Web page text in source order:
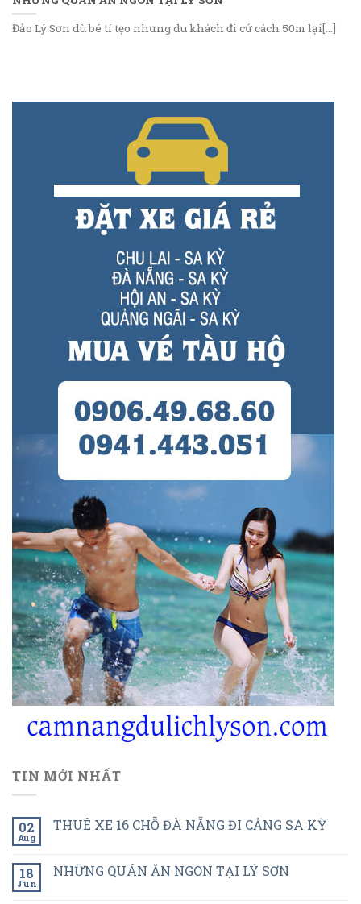
Đảo Lý Sơn dù bé tí tẹo nhưng du khách đi cứ cách 50m lại[...]
TIN MỚI NHẤT
02
Aug
THUÊ XE 16 CHỖ ĐÀ NẴNG ĐI CẢNG SA KỲ
18
Jun
NHỮNG QUÁN ĂN NGON TẠI LÝ SƠN